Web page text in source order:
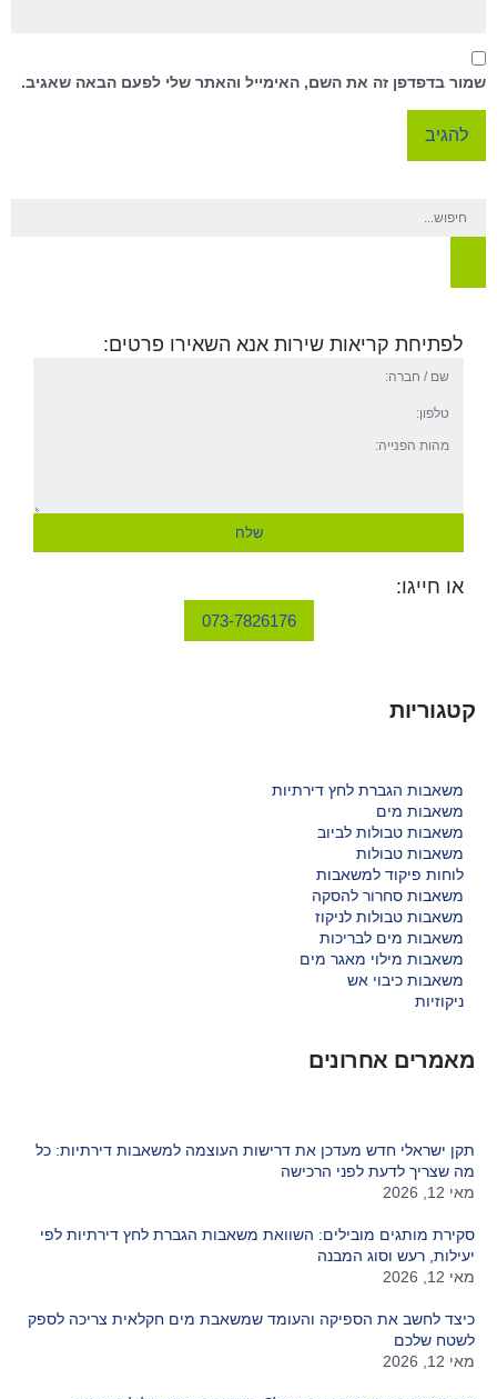
שמור בדפדפן זה את השם, האימייל והאתר שלי לפעם הבאה שאגיב.
לפתיחת קריאות שירות אנא השאירו פרטים:
שלח
או חייגו:
073-7826176
קטגוריות
משאבות הגברת לחץ דירתיות
משאבות מים
משאבות טבולות לביוב
משאבות טבולות
לוחות פיקוד למשאבות
משאבות סחרור להסקה
משאבות טבולות לניקוז
משאבות מים לבריכות
משאבות מילוי מאגר מים
משאבות כיבוי אש
ניקוזיות
מאמרים אחרונים
תקן ישראלי חדש מעדכן את דרישות העוצמה למשאבות דירתיות: כל
מה שצריך לדעת לפני הרכישה
מאי 12, 2026
סקירת מותגים מובילים: השוואת משאבות הגברת לחץ דירתיות לפי
יעילות, רעש וסוג המבנה
מאי 12, 2026
כיצד לחשב את הספיקה והעומד שמשאבת מים חקלאית צריכה לספק
לשטח שלכם
מאי 12, 2026